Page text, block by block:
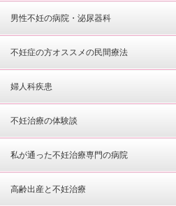
男性不妊の病院・泌尿器科
不妊症の方オススメの民間療法
婦人科疾患
不妊治療の体験談
私が通った不妊治療専門の病院
高齢出産と不妊治療